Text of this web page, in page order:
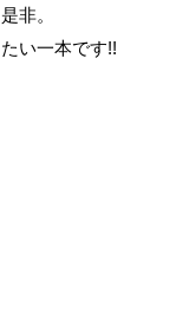
非。
い一本です!!